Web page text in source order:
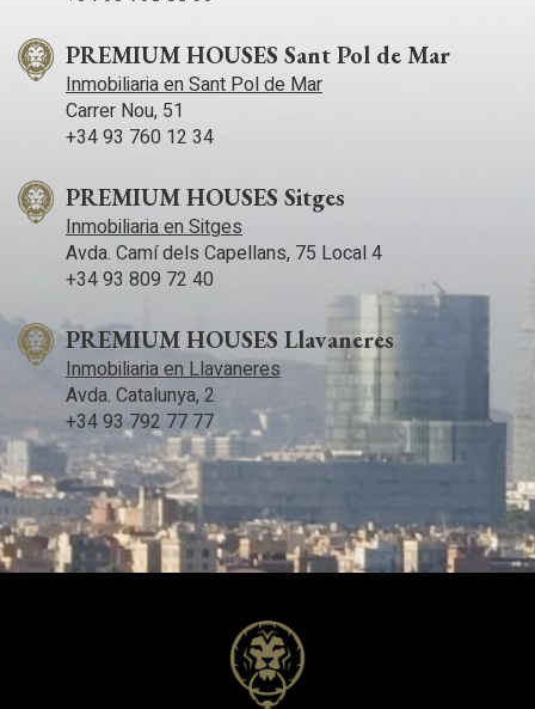
PREMIUM HOUSES Sant Pol de Mar
Inmobiliaria en Sant Pol de Mar
Carrer Nou, 51
+34 93 760 12 34
PREMIUM HOUSES Sitges
Inmobiliaria en Sitges
Avda. Camí­ dels Capellans, 75 Local 4
+34 93 809 72 40
PREMIUM HOUSES Llavaneres
Inmobiliaria en Llavaneres
Avda. Catalunya, 2
+34 93 792 77 77